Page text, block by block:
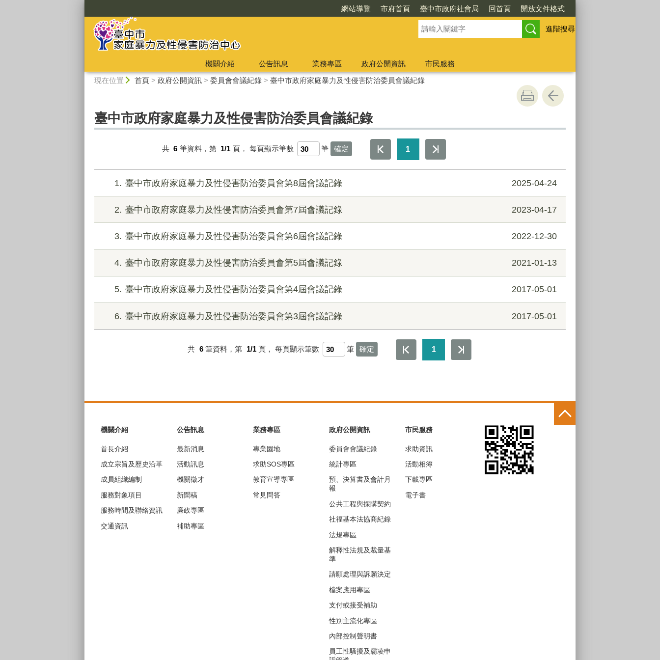
網站導覽 市府首頁 臺中市政府社會局 回首頁 開放文件格式
進階搜尋
機關介紹 公告訊息 業務專區 政府公開資訊
市民服務
現在位置 首頁> 政府公開資訊> 委員會會議紀錄> 臺中市政府家庭暴力及性侵害防治委員會議紀錄
臺中市政府家庭暴力及性侵害防治委員會議紀錄
共 6 筆資料，第 1/1 頁， 每頁顯示筆數 筆 1
1 臺中市政府家庭暴力及性侵害防治委員會第8屆會議記錄 2025-04-24
2 臺中市政府家庭暴力及性侵害防治委員會第7屆會議記錄 2023-04-17
3 臺中市政府家庭暴力及性侵害防治委員會第6屆會議記錄 2022-12-30
4 臺中市政府家庭暴力及性侵害防治委員會第5屆會議記錄 2021-01-13
5 臺中市政府家庭暴力及性侵害防治委員會第4屆會議記錄 2017-05-01
6 臺中市政府家庭暴力及性侵害防治委員會第3屆會議記錄 2017-05-01
共 6 筆資料，第 1/1 頁， 每頁顯示筆數 筆 1
機關介紹
首長介紹
成立宗旨及歷史沿革
成員組織編制
服務對象項目
服務時間及聯絡資訊
交通資訊
公告訊息
最新消息
活動訊息
機關徵才
新聞稿
廉政專區
補助專區
業務專區
專業園地
求助SOS專區
教育宣導專區
常見問答
政府公開資訊
委員會會議紀錄
統計專區
預、決算書及會計月
報
公共工程與採購契約
社福基本法協商紀錄
法規專區
解釋性法規及裁量基
準
請願處理與訴願決定
檔案應用專區
支付或接受補助
性別主流化專區
內部控制聲明書
員工性騷擾及霸凌申
市民服務
求助資訊
活動相簿
下載專區
電子書